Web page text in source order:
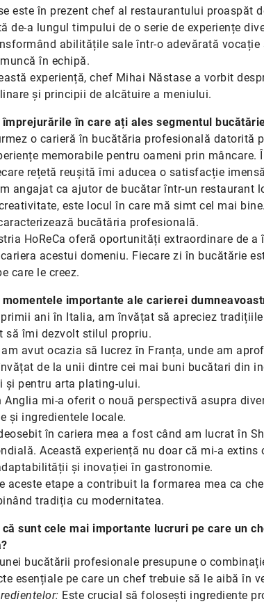
este în prezent chef al restaurantului proaspăt
de-a lungul timpului de o serie de experiențe
abilitățile sale într-o adevărată
în echipă.
experiență, chef Mihai Năstase a vorbit
și principii de alcătuire a meniului.
în care ați ales segmentul
o carieră în bucătăria profesională datorită
memorabile pentru oameni prin
rețetă reușită îmi aducea o satisfacție
angajat ca ajutor de bucătar într-un restaurant
este locul în care mă simt cel mai
bucătăria profesională.
HoReCa oferă oportunități extraordinare de
acestui domeniu. Fiecare zi în bucătărie
care le creez.
importante ale carierei
ani în Italia, am învățat să apreciez
să îmi dezvolt stilul propriu.
am avut ocazia să lucrez în Franța, unde am
de la unii dintre cei mai buni bucătari din
și pentru arta plating-ului.
Anglia mi-a oferit o nouă perspectivă asupra
și ingredientele locale.
în cariera mea a fost când am lucrat în
Această experiență nu doar că mi-a
și inovației în gastronomie.
aceste etape a contribuit la formarea mea ca
tradiția cu modernitatea.
sunt cele mai importante lucruri pe care un
bucătării profesionale presupune o
esențiale pe care un chef trebuie să le aibă în
Este crucial să folosești ingrediente